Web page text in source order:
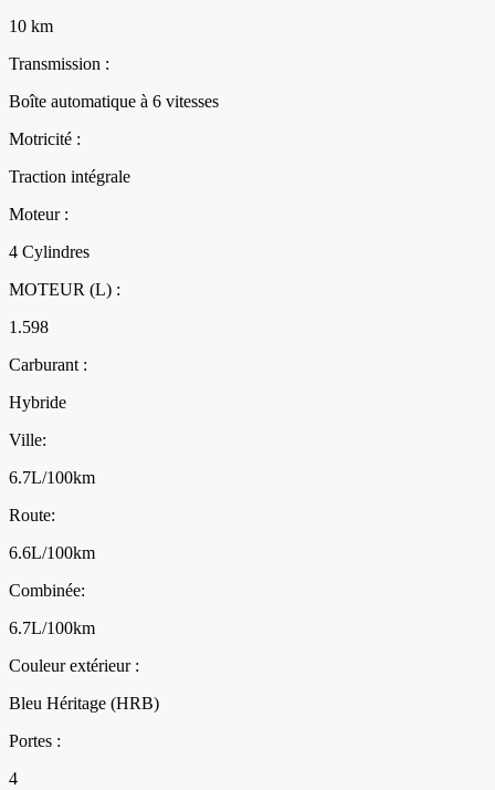
10 km
Transmission :
Boîte automatique à 6 vitesses
Motricité :
Traction intégrale
Moteur :
4 Cylindres
MOTEUR (L) :
1.598
Carburant :
Hybride
Ville:
6.7L/100km
Route:
6.6L/100km
Combinée:
6.7L/100km
Couleur extérieur :
Bleu Héritage (HRB)
Portes :
4